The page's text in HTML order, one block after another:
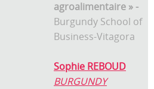
agroalimentaire » -
Burgundy School of
Business-Vitagora
Sophie REBOUD
BURGUNDY